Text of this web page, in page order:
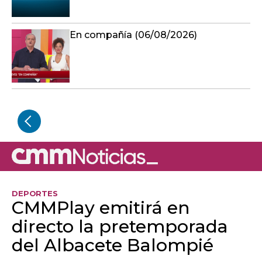
En compañía (06/08/2026)
DEPORTES
CMMPlay emitirá en
directo la pretemporada
del Albacete Balompié